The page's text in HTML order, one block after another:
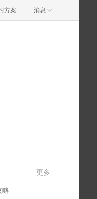
方案 消息
更多
略